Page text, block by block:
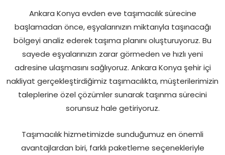
Ankara Konya evden eve taşımacılık sürecine
başlamadan önce, eşyalarınızın miktarıyla taşınacağı
bölgeyi analiz ederek taşıma planını oluşturuyoruz. Bu
sayede eşyalarınızın zarar görmeden ve hızlı yeni
adresine ulaşmasını sağlıyoruz. Ankara Konya şehir içi
nakliyat gerçekleştirdiğimiz taşımacılıkta, müşterilerimizin
taleplerine özel çözümler sunarak taşınma sürecini
sorunsuz hale getiriyoruz.
Taşımacılık hizmetimizde sunduğumuz en önemli
avantajlardan biri, farklı paketleme seçenekleriyle